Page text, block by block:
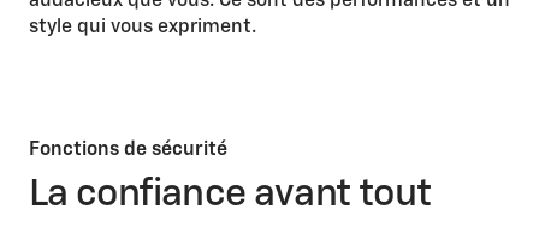
style qui vous expriment.
Fonctions de sécurité
La confiance avant tout